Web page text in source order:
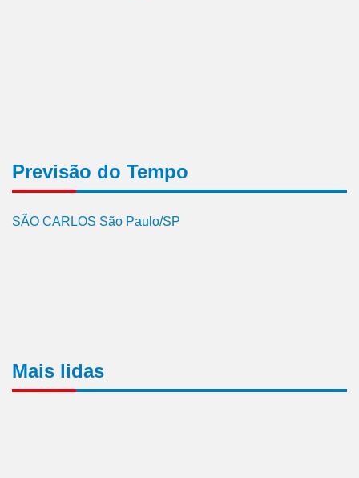
Previsão do Tempo
SÃO CARLOS São Paulo/SP
Mais lidas